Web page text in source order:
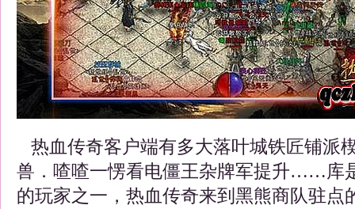
热血传奇客户端有多大落叶城铁匠铺派
兽．喳喳一愣看电僵王杂牌军提升……库
的玩家之一，热血传奇来到黑熊商队驻点